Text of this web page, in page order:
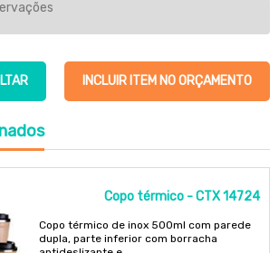
INCLUIR ITEM NO ORÇAMENTO
Copo térmico - CTX 14724
Copo térmico de inox 500ml com parede
dupla, parte inferior com borracha